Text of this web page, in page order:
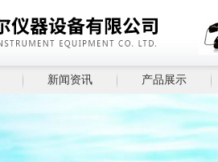
新闻资讯 产品展示